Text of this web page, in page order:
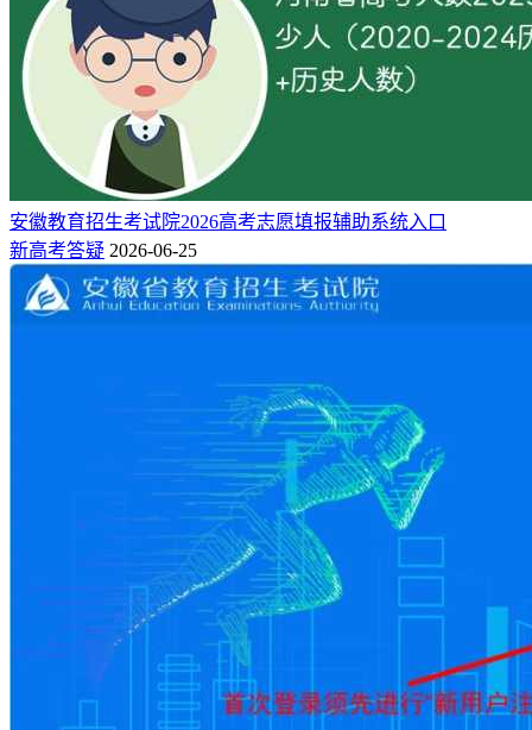
安徽教育招生考试院2026高考志愿填报辅助系统入口
新高考答疑 2026-06-25